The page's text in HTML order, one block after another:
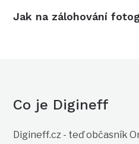
Jak na zálohování
Co je Digineff
Digineff.cz - teď občasník